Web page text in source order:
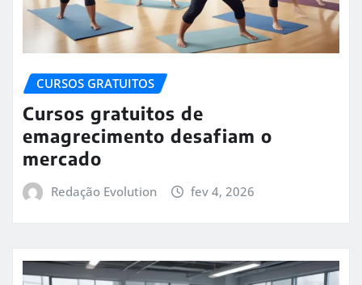
CURSOS GRATUITOS
Cursos gratuitos de
emagrecimento desafiam o
mercado
Redação Evolution fev 4, 2026